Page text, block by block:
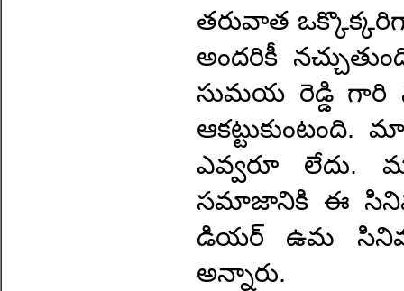
తరువాత
అందరికీ
సుమయ రెడ్డి గారి
ఎవ్వరూ
సమాజానికి ఈ సినిమా
డియర్ ఉమ
అన్నారు.